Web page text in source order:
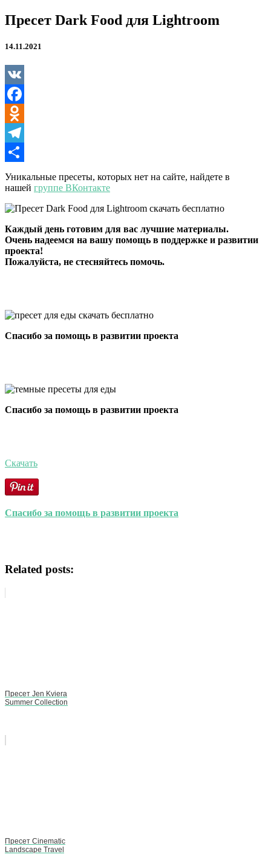
Пресет
Dark
для
Пресет Dark Food для Lightroom
14.11.2021
VK
Facebook
Odnoklassniki
Telegram
Отправить
Уникальные пресеты, которых нет на сайте, найдете в
нашей группе ВКонтакте
Каждый день готовим для вас лучшие материалы.
Очень надеемся на вашу помощь в поддержке и развитии
проекта!
Пожалуйста, не стесняйтесь помочь.
Спасибо за помощь в развитии проекта
Спасибо за помощь в развитии проекта
Скачать
Спасибо за помощь в развитии проекта
Related posts:
Пресет Jen Kviera
Summer Collection
Пpесет Cinematic
Landscape Travel